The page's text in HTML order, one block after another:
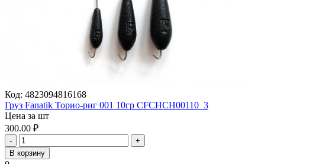
Код: 4823094816168
Груз Fanatik Торио-риг 001 10гр CFCHCH00110_3
Цена за шт
300.00 ₽
-
+
В корзину